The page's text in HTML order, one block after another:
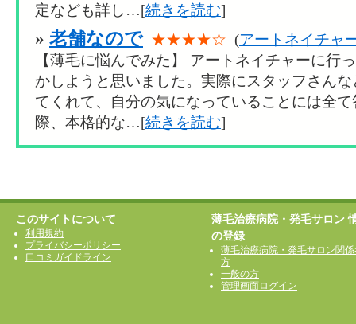
定なども詳し…[続きを読む]
» 老舗なので ★★★★☆ (アートネイチャ
【薄毛に悩んでみた】 アートネイチャーに行
かしようと思いました。実際にスタッフさん
てくれて、自分の気になっていることには全
際、本格的な…[続きを読む]
このサイトについて
利用規約
プライバシーポリシー
口コミガイドライン
薄毛治療病院・発毛サロン
の登録
薄毛治療病院・発毛サロン関
方
一般の方
管理画面ログイン